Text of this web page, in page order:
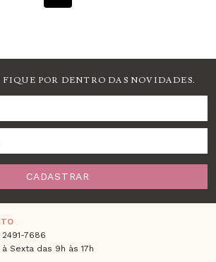
FIQUE POR DENTRO DAS NOVIDADES.
CADASTRAR
7686
Sexta das 9h às 17h